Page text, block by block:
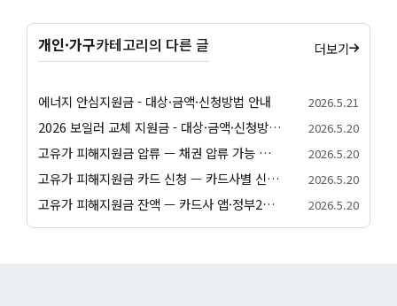
개인·가구카테고리의 다른 글 더보기
에너지 안심지원금 - 대상·금액·신청방법 안내 2026.5.21
2026 보일러 교체 지원금 - 대상·금액·신청방법 안내 2026.5.20
고유가 피해지원금 압류 — 채권 압류 가능 여부와 보호 절차 안내 2026.5.20
고유가 피해지원금 카드 신청 — 카드사별 신청 방법과 발급 절차 안내 2026.5.20
고유가 피해지원금 잔액 — 카드사 앱·정부24·앱별 잔액 조회 방법 2026.5.20